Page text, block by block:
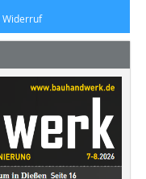
Widerruf